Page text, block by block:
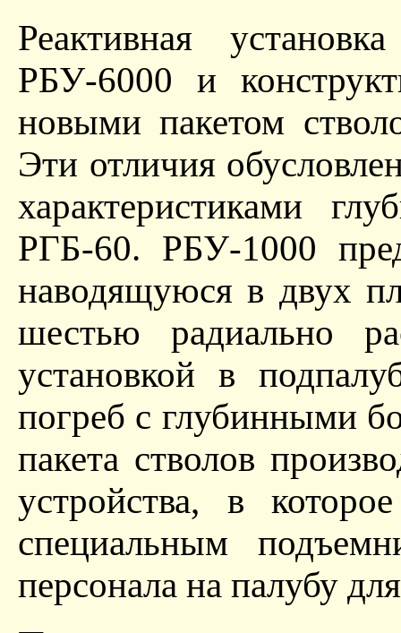
Реактивная
РБУ-6000 и
новыми пакетом
Эти отличия
характеристиками
РГБ-60. РБУ-1000
наводящуюся в двух
шестью радиально
установкой в
погреб с глубинными
пакета стволов
устройства, в
специальным
персонала на палубу